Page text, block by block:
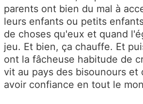
parents ont bien du mal à
leurs enfants ou petits
de choses qu'eux et quand
jeu. Et bien, ça chauffe. Et
ont la fâcheuse habitude de
vit au pays des bisounours et
avoir confiance en tout le